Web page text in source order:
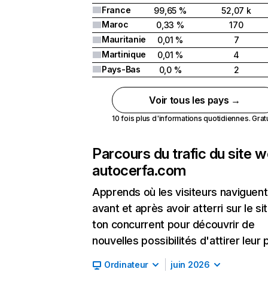
France
99,65 %
52,07 k
Maroc
0,33 %
170
Mauritanie
0,01 %
7
Martinique
0,01 %
4
Pays-Bas
0,0 % 2
Voir tous les pays →
10 fois plus d'informations quotidiennes.
Parcours du trafic du site
autocerfa.com
Apprends où les visiteurs naviguent
avant et après avoir atterri sur le
ton concurrent pour découvrir de
nouvelles possibilités d'attirer leur
Ordinateur juin 2026